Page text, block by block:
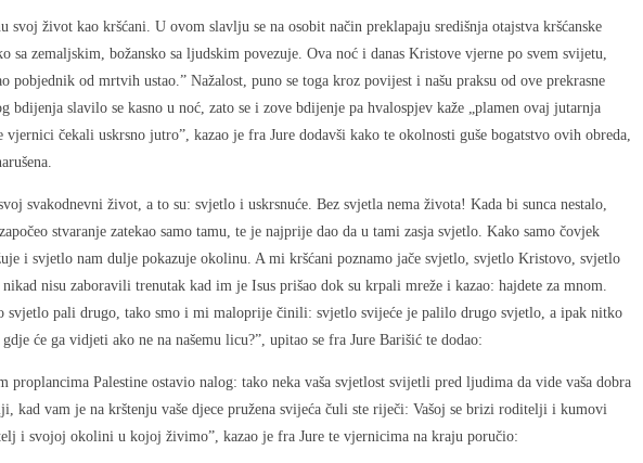
život kao kršćani. U ovom slavlju se na osobit način preklapaju središnja otajstva kršćanske
zemaljskim, božansko sa ljudskim povezuje. Ova noć i danas Kristove vjerne po svem svijetu,
od mrtvih ustao.” Nažalost, puno se toga kroz povijest i našu praksu od ove prekrasne
slavilo se kasno u noć, zato se i zove bdijenje pa hvalospjev kaže „plamen ovaj jutarnja
čekali uskrsno jutro”, kazao je fra Jure dodavši kako te okolnosti guše bogatstvo ovih obreda,
svakodnevni život, a to su: svjetlo i uskrsnuće. Bez svjetla nema života! Kada bi sunca nestalo,
stvaranje zatekao samo tamu, te je najprije dao da u tami zasja svjetlo. Kako samo čovjek
i svjetlo nam dulje pokazuje okolinu. A mi kršćani poznamo jače svjetlo, svjetlo Kristovo, svjetlo
nisu zaboravili trenutak kad im je Isus prišao dok su krpali mreže i kazao: hajdete za mnom.
svjetlo pali drugo, tako smo i mi maloprije činili: svjetlo svijeće je palilo drugo svjetlo, a ipak nitko
će ga vidjeti ako ne na našemu licu?”, upitao se fra Jure Barišić te dodao:
Palestine ostavio nalog: tako neka vaša svjetlost svijetli pred ljudima da vide vaša dobra
kad vam je na krštenju vaše djece pružena svijeća čuli ste riječi: Vašoj se brizi roditelji i kumovi
i svojoj okolini u kojoj živimo”, kazao je fra Jure te vjernicima na kraju poručio: